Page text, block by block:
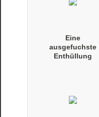
Eine
ausgefuchste
Enthüllung